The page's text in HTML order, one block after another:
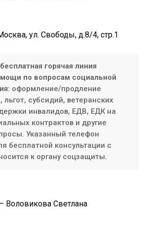
ул. Свободы, д.8/4, стр.1
горячая линия
по вопросам социальной
оформление/продление
льгот, субсидий, ветеранских
инвалидов, ЕДВ, ЕДК на
контрактов и другие
Указанный телефон
бесплатной консультации с
к органу соцзащиты.
Воловикова Светлана